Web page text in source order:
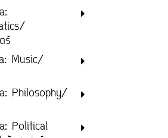
ร์
Music/
Philosophy/
Political